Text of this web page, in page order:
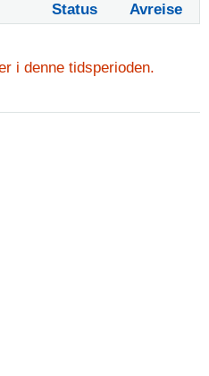
Status Avreise
i denne tidsperioden.